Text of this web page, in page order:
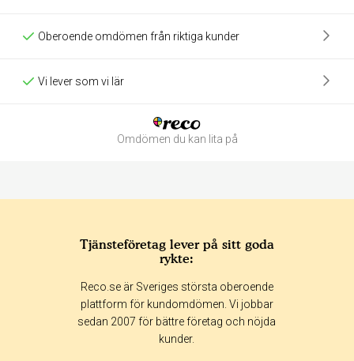
Oberoende omdömen från riktiga kunder
Vi lever som vi lär
Omdömen du kan lita på
365 dagar 90 dagar
30 dagar
Tjänsteföretag lever på sitt goda
rykte:
Reco.se är Sveriges största oberoende
plattform för kundomdömen. Vi jobbar
sedan 2007 för bättre företag och nöjda
kunder.